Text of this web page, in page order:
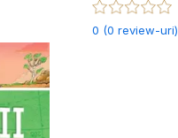
0 (0 review-uri)